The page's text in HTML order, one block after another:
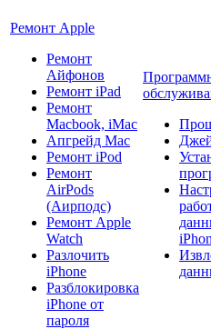
Ремонт Apple
Ремонт
Айфонов
Ремонт iPad
Ремонт
Macbook, iMac
Апгрейд Mac
Ремонт iPod
Ремонт
AirPods
(Аирподс)
Ремонт Apple
Watch
Разлочить
iPhone
Разблокировка
iPhone от
пароля